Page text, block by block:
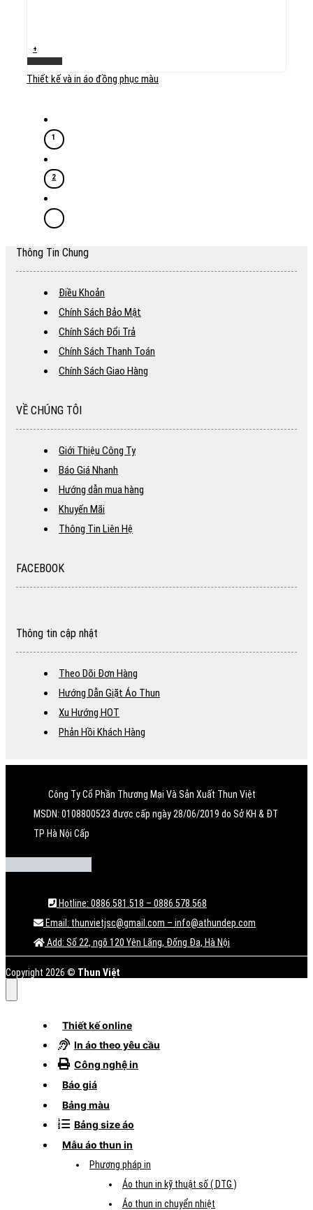
+
Thiết kế và in áo đồng phục màu
1
2
Thông Tin Chung
Điều Khoản
Chính Sách Bảo Mật
Chính Sách Đổi Trả
Chính Sách Thanh Toán
Chính Sách Giao Hàng
VỀ CHÚNG TÔI
Giới Thiệu Công Ty
Báo Giá Nhanh
Hướng dẫn mua hàng
Khuyến Mãi
Thông Tin Liên Hệ
FACEBOOK
Thông tin cập nhật
Theo Dõi Đơn Hàng
Hướng Dẫn Giặt Áo Thun
Xu Hướng HOT
Phản Hồi Khách Hàng
Công Ty Cổ Phần Thương Mại Và Sản Xuất Thun Việt
MSDN: 0108800523 được cấp ngày 28/06/2019 do Sở KH & ĐT
TP Hà Nội Cấp
Hotline: 0886.581.518 – 0886.578.568
Email: thunvietjsc@gmail.com – info@athundep.com
Add: Số 22, ngõ 120 Yên Lãng, Đống Đa, Hà Nội
Copyright 2026 © Thun Việt
Thiết kế online
In áo theo yêu cầu
Công nghệ in
Báo giá
Bảng màu
Bảng size áo
Mẫu áo thun in
Phương pháp in
Áo thun in kỹ thuật số ( DTG )
Áo thun in chuyển nhiệt